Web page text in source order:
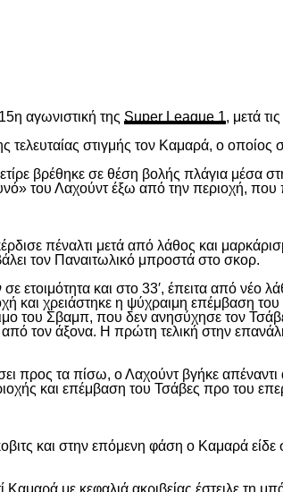
η αγωνιστική της Super League 1, μετά
στιγμής τον Καμαρά, ο οποίος
βρέθηκε σε θέση βολής πλάγια μέσα
του Λαχούντ έξω από την περιοχή,
πέναλτι μετά από λάθος και
τον Παναιτωλικό μπροστά στο σκορ.
και στο 33′, έπειτα από νέο
χρειάστηκε η ψύχραιμη επέμβαση του
του Σβαμπ, που δεν ανησύχησε τον
από τον άξονα. Η πρώτη τελική στην
προς τα πίσω, ο Λαχούντ βγήκε
και επέμβαση του Τσάβες προ του
και στην επόμενη φάση ο Καμαρά είδε
με κεφαλιά ακριβείας έστειλε τη